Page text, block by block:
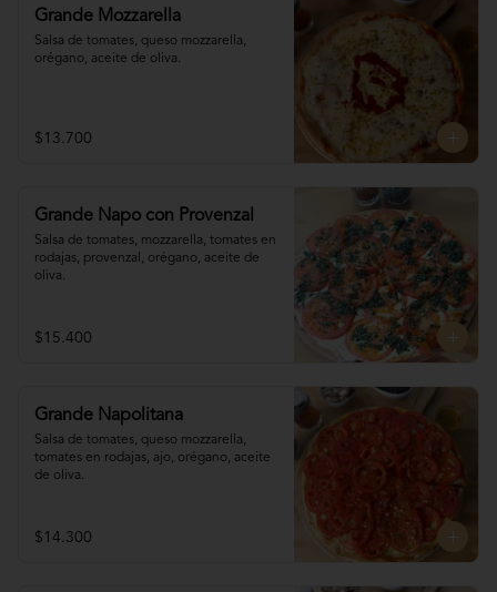
Grande Mozzarella
Salsa de tomates, queso mozzarella,
orégano, aceite de oliva.
$13.700
Grande Napo con Provenzal
Salsa de tomates, mozzarella, tomates en
rodajas, provenzal, orégano, aceite de
oliva.
$15.400
Grande Napolitana
Salsa de tomates, queso mozzarella,
tomates en rodajas, ajo, orégano, aceite
de oliva.
$14.300